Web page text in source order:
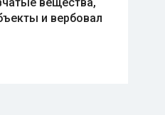
и вербовал